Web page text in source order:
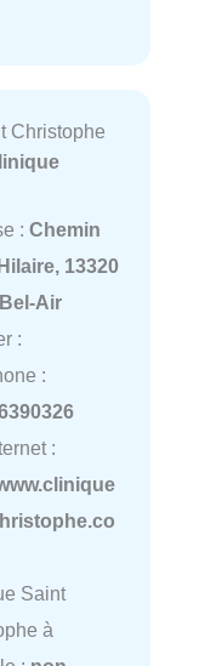
Christophe
: Chemin
13320
Air
:
:
:
Saint
à